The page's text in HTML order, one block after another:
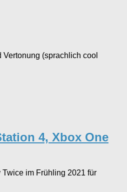
(sprachlich cool
4, Xbox One
im Frühling 2021 für